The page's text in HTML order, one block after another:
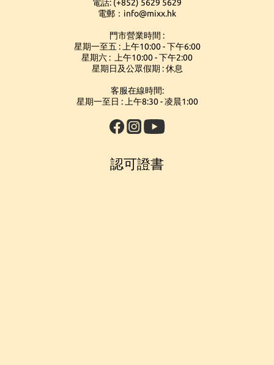
電話: (+852) 5629 5629
電郵：info@mixx.hk
門市營業時間 :
星期一至五 : 上午10:00 - 下午6:00
星期六 : 上午10:00 - 下午2:00
星期日及公眾假期 : 休息
客服在線時間:
星期一至日 : 上午8:30 - 凌晨1:00
認可證書